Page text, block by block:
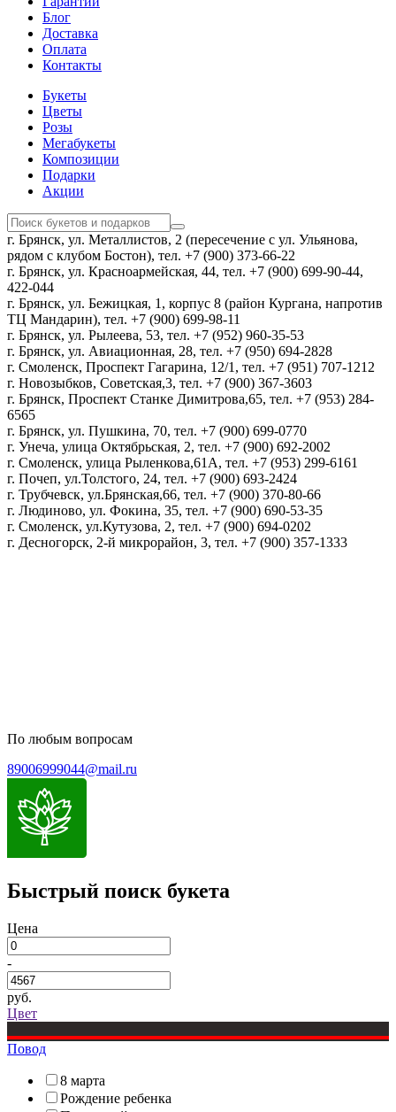
Блог
Доставка
Оплата
Контакты
Букеты
Цветы
Розы
Мегабукеты
Композиции
Подарки
Акции
г. Брянск, ул. Металлистов, 2 (пересечение с ул. Ульянова,
рядом с клубом Бостон), тел. +7 (900) 373-66-22
г. Брянск, ул. Красноармейская, 44, тел. +7 (900) 699-90-44,
422-044
г. Брянск, ул. Бежицкая, 1, корпус 8 (район Кургана, напротив
ТЦ Мандарин), тел. +7 (900) 699-98-11
г. Брянск, ул. Рылеева, 53, тел. +7 (952) 960-35-53
г. Брянск, ул. Авиационная, 28, тел. +7 (950) 694-2828
г. Смоленск, Проспект Гагарина, 12/1, тел. +7 (951) 707-1212
г. Новозыбков, Советская,3, тел. +7 (900) 367-3603
г. Брянск, Проспект Станке Димитрова,65, тел. +7 (953) 284-
6565
г. Брянск, ул. Пушкина, 70, тел. +7 (900) 699-0770
г. Унеча, улица Октябрьская, 2, тел. +7 (900) 692-2002
г. Смоленск, улица Рыленкова,61А, тел. +7 (953) 299-6161
г. Почеп, ул.Толстого, 24, тел. +7 (900) 693-2424
г. Трубчевск, ул.Брянская,66, тел. +7 (900) 370-80-66
г. Людиново, ул. Фокина, 35, тел. +7 (900) 690-53-35
г. Смоленск, ул.Кутузова, 2, тел. +7 (900) 694-0202
г. Десногорск, 2-й микрорайон, 3, тел. +7 (900) 357-1333
По любым вопросам
89006999044@mail.ru
Быстрый поиск букета
Цена
-
руб.
Цвет
Повод
8 марта
Рождение ребенка